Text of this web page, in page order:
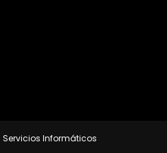
Informáticos